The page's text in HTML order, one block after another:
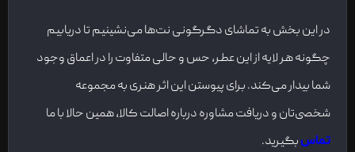
در این بخش به تماشای دگرگونی نت‌ها می‌نشینیم تا دریابیم
چگونه هر لایه از این عطر، حس‌ و حالی متفاوت را در اعماق وجود
شما بیدار می‌کند. برای پیوستن این اثر هنری به مجموعه
شخصی‌تان و دریافت مشاوره درباره اصالت کالا، همین حالا با ما
تماسبگیرید.